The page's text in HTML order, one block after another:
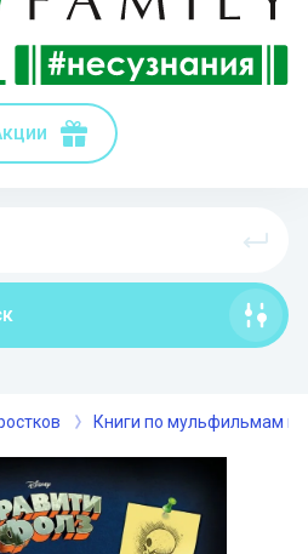
Книги по мульфильмам и